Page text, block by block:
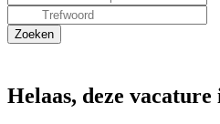
Helaas, deze